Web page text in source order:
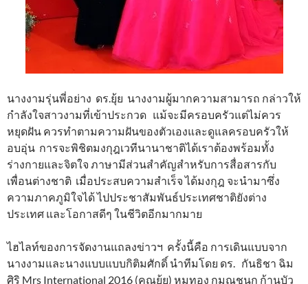
นางงามรุ่นพี่อย่าง ดร.ยุ้ย นางงามผู้มากความสามารถ กล่าวให้
กำลังใจสาวงามที่เข้าประกวด แม้จะมีครอบครัวแต่ไม่ควร
หยุดฝัน ควรทำตามความฝันของตัวเองและดูแลครอบครัวให้
อบอุ่น การจะพิชิตมงกุฎเวทีนานาชาติได้เราต้องพร้อมทั้ง
ร่างกายและจิตใจ ภาษามีส่วนสำคัญสำหรับการสื่อสารกับ
เพื่อนต่างชาติ เมื่อประสบความสำเร็จ ได้มงกุฎ จะนำมาซึ่ง
ความภาคภูมิใจได้ ไปประชาสัมพันธ์ประเทศชาติยังต่าง
ประเทศ และโอกาสดีๆ ในชีวิตอีกมากมาย
ไฮไลท์ของการจัดงานแถลงข่าวฯ ครั้งนี้คือ การเดินแบบจาก
นางงามและนางแบบแบบกิติมศักดิ์ นำทีมโดย ดร. กันธิชา ฉิม
ศิริ Mrs International 2016 (คุณยุ้ย) หมูทอง กมณชนก ก้านบัว